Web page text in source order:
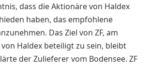
dass die Aktionäre von Haldex
haben, das empfohlene
Das Ziel von ZF, am
Haldex beteiligt zu sein, bleibt
der Zulieferer vom Bodensee. ZF